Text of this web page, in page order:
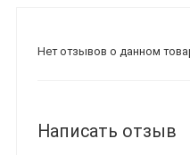
Нет отзывов о данном
Написать отзыв